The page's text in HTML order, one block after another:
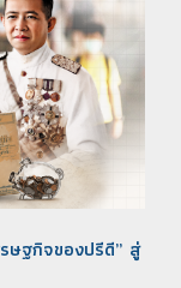
ษฐกิจของปรีดี” สู่